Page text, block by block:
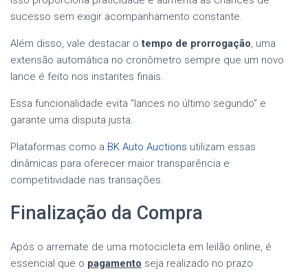
sucesso sem exigir acompanhamento constante.
Além disso, vale destacar otempo de prorrogação, uma
extensão automática no cronômetro sempre que um novo
lance é feito nos instantes finais.
Essa funcionalidade evita “lances no último segundo” e
garante uma disputa justa.
Plataformas como a BK Auto Auctions utilizam essas
dinâmicas para oferecer maior transparência e
competitividade nas transações.
Finalização da Compra
Após o arremate de uma motocicleta em leilão online, é
essencial que o pagamento seja realizado no prazo